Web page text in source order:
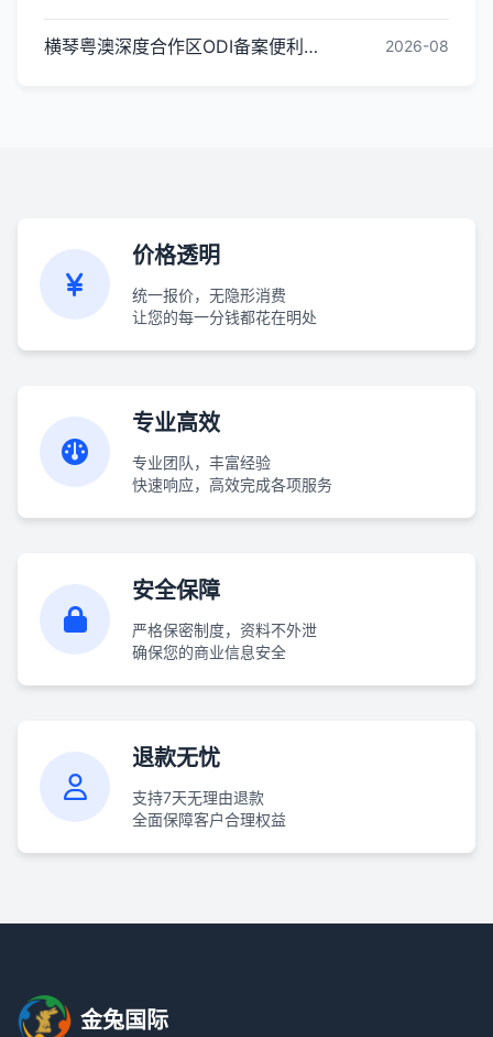
横琴粤澳深度合作区ODI备案便利化政策全解读 2026-08
价格透明
统一报价，无隐形消费
让您的每一分钱都花在明处
专业高效
专业团队，丰富经验
快速响应，高效完成各项服务
安全保障
严格保密制度，资料不外泄
确保您的商业信息安全
退款无忧
支持7天无理由退款
全面保障客户合理权益
金兔国际